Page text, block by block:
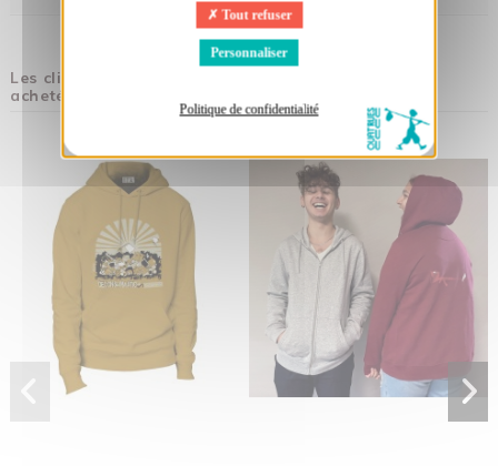
Tout refuser
Personnaliser
Politique de confidentialité
Les clients qui ont acheté ce produit ont également
acheté :